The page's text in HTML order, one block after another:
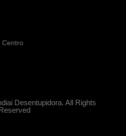
Centro
Desentupidora. All Rights